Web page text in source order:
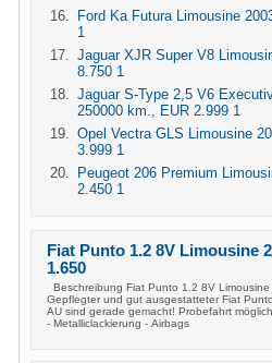
Ford Ka Futura Limousine
1
Jaguar XJR Super V8
8.750 1
Jaguar S-Type 2,5 V6
250000 km., EUR 2.999 1
Opel Vectra GLS Limousine
3.999 1
Peugeot 206 Premium
2.450 1
Fiat Punto 1.2 8V Limousine
1.650
Beschreibung Fiat Punto 1.2 8V
Gepflegter und gut ausgestatteter Fiat
AU sind gerade gemacht! Probefahrt
- Metalliclackierung - Airbags